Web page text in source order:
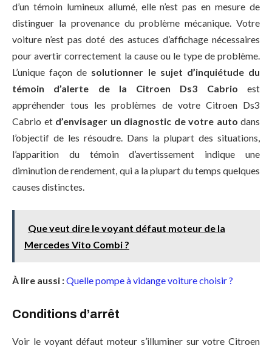
d’un témoin lumineux allumé, elle n’est pas en mesure de
distinguer la provenance du problème mécanique. Votre
voiture n’est pas doté des astuces d’affichage nécessaires
pour avertir correctement la cause ou le type de problème.
L’unique façon de solutionner le sujet d’inquiétude du
témoin d’alerte de la Citroen Ds3 Cabrio est
appréhender tous les problèmes de votre Citroen Ds3
Cabrio et d’envisager un diagnostic de votre auto dans
l’objectif de les résoudre. Dans la plupart des situations,
l’apparition du témoin d’avertissement indique une
diminution de rendement, qui a la plupart du temps quelques
causes distinctes.
Que veut dire le voyant défaut moteur de la
Mercedes Vito Combi ?
À lire aussi :Quelle pompe à vidange voiture choisir ?
Conditions d’arrêt
Voir le voyant défaut moteur s’illuminer sur votre Citroen